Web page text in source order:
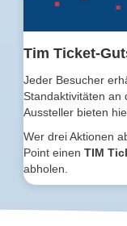
Tim Ticket-
Jeder Besucher
Standaktivitäten an
Aussteller bieten
Wer drei Aktionen
Point einen TIM
abholen.